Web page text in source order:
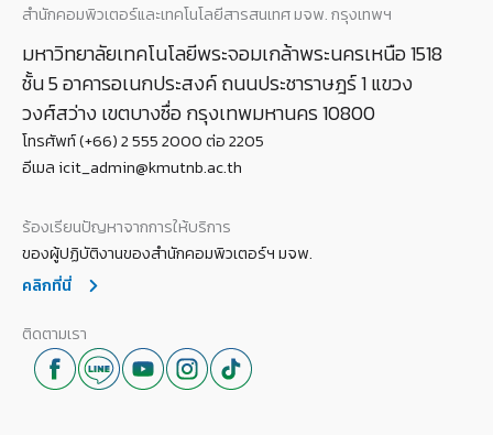
สำนักคอมพิวเตอร์และเทคโนโลยีสารสนเทศ มจพ. กรุงเทพฯ
มหาวิทยาลัยเทคโนโลยีพระจอมเกล้าพระนครเหนือ 1518
ชั้น 5 อาคารอเนกประสงค์ ถนนประชาราษฎร์ 1 แขวง
วงศ์สว่าง เขตบางซื่อ กรุงเทพมหานคร 10800
โทรศัพท์ (+66) 2 555 2000 ต่อ 2205
อีเมล icit_admin@kmutnb.ac.th
ร้องเรียนปัญหาจากการให้บริการ
ของผู้ปฏิบัติงานของสำนักคอมพิวเตอร์ฯ มจพ.
คลิกที่นี่
ติดตามเรา